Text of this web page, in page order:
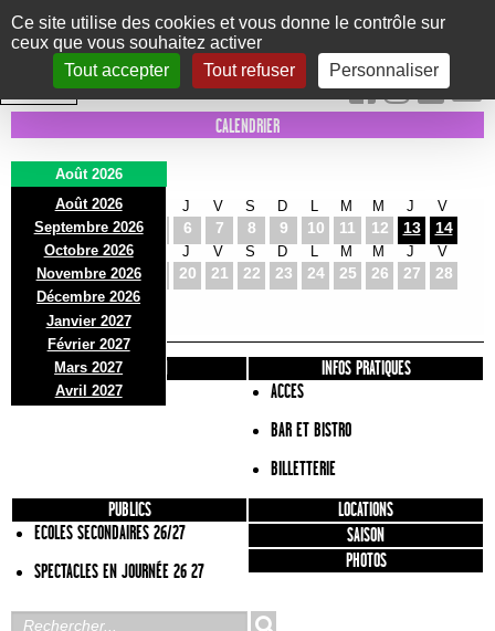
Panneau de gestion des cookies
Ce site utilise des cookies et vous donne le contrôle sur
ceux que vous souhaitez activer
Tout accepter
Tout refuser Personnaliser
Le Marni
CONCERTS DANSE/CIRQUE THÉÂTRE KIDS EXPOS EVENTS
INTRA MUROS
CALENDRIER
Août 2026
Août 2026
Septembre 2026
Octobre 2026
Novembre 2026
Décembre 2026
Janvier 2027
Février 2027
Mars 2027
Avril 2027
D
2
L
3
M
4
J
6
V
7
S
8
D
9 10
M
11
M
12
J
13
V
14
D
16
L
17
M
18
J
20
V
21
S
22
D
23 24
M
25
M
26
J
27
V
28
D
30
L
31
PRÉSENTATION
INFOS PRATIQUES
ACCES
BAR ET BISTRO
BILLETTERIE
PUBLICS
ECOLES SECONDAIRES 26/27
SPECTACLES EN JOURNÉE 26 27
LOCATIONS
SAISON
PHOTOS